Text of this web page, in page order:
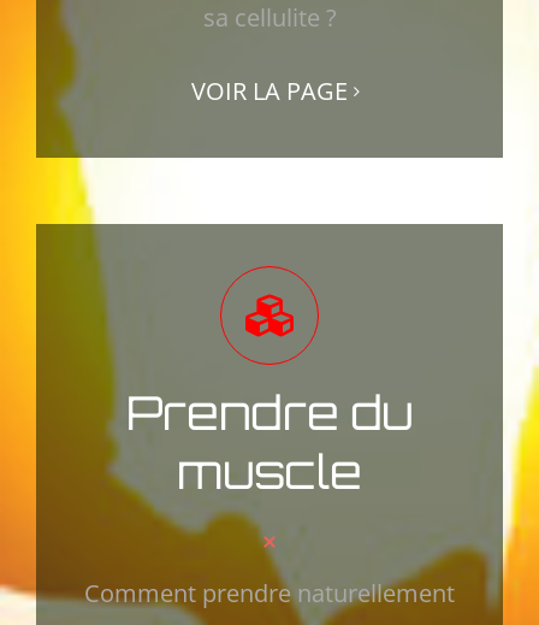
sa cellulite ?
VOIR LA PAGE
Prendre du
muscle
Comment prendre naturellement